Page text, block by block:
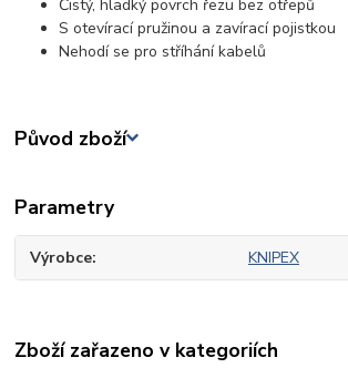
Čistý, hladký povrch řezu bez otřepů
S otevírací pružinou a zavírací pojistkou
Nehodí se pro stříhání kabelů
Původ zboží
Parametry
Výrobce KNIPEX
Zboží zařazeno v kategoriích